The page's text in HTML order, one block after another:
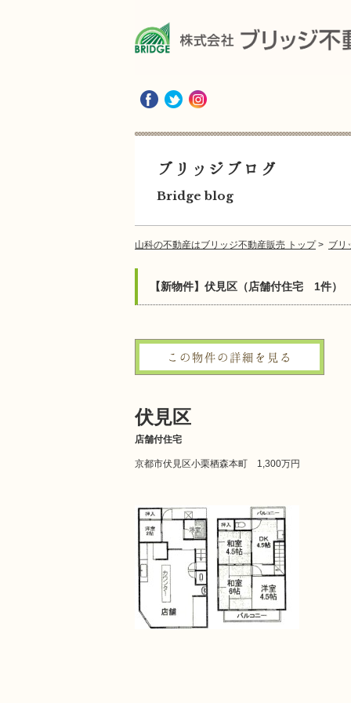
ブリッジブログ
Bridge blog
山科の不動産はブリッジ不動産販売 トップ> ブリ
【新物件】伏見区（店舗付住宅 1件）
この物件の詳細を見る
伏見区
店舗付住宅
京都市伏見区小栗栖森本町 1,300万円